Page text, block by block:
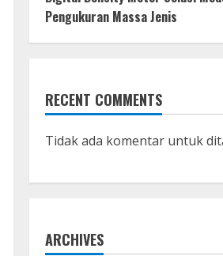
Pengukuran Massa Jenis
RECENT COMMENTS
Tidak ada komentar untuk
ARCHIVES